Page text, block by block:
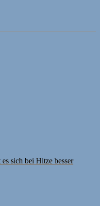
sich bei Hitze besser